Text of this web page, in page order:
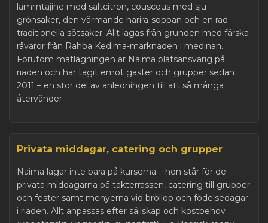
lammtajine med saltcitron, couscous med sju
grönsaker, den värmande harira-soppan och en rad
traditionella sötsaker. Allt lagas från grunden med färska
råvaror från Rahba Kedima-marknaden i medinan.
Förutom matlagningen är Naima platsansvarig på
riaden och har tagit emot gäster och grupper sedan
2011 – en stor del av anledningen till att så många
återvänder.
Privata middagar, catering och grupper
Naima lagar inte bara på kurserna – hon står för de
privata middagarna på takterrassen, catering till grupper
och fester samt menyerna vid bröllop och födelsedagar
i riaden. Allt anpassas efter sällskap och kostbehov